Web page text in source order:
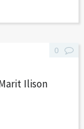
Ilison
0